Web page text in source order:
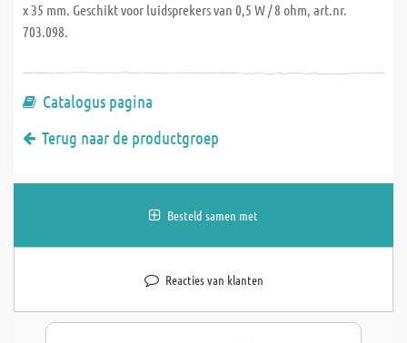
x 35 mm. Geschikt voor luidsprekers van 0,5 W / 8 ohm, art.nr.
703.098.
Catalogus pagina
Terug naar de productgroep
Besteld samen met
Reacties van klanten